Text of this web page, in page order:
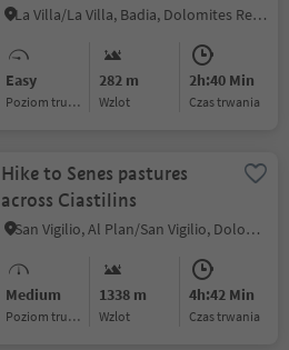
La Villa/La Villa, Badia, Dolomites Region Alta Badia
Easy
Poziom trudności
282 m
Wzlot
2h:40 Min
czas trwania
Hike to Senes pastures
across Ciastilins
San Vigilio, Al Plan/San Vigilio, Dolomites Region Kronplatz/Plan de Corones
Medium
Poziom trudności
1338 m
Wzlot
4h:42 Min
czas trwania